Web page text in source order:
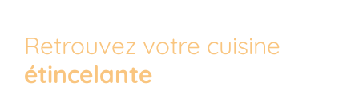
Retrouvez votre cuisine
étincelante